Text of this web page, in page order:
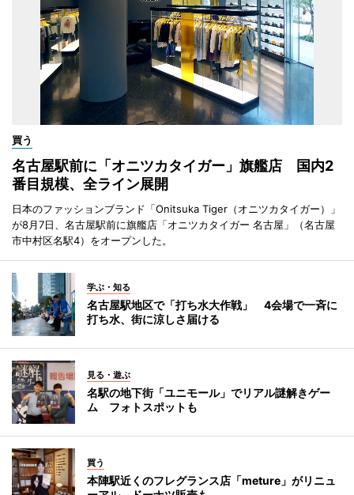
買う
名古屋駅前に「オニツカタイガー」旗艦店 国内2
番目規模、全ライン展開
日本のファッションブランド「Onitsuka Tiger（オニツカタイガー）」
が8月7日、名古屋駅前に旗艦店「オニツカタイガー 名古屋」（名古屋
市中村区名駅4）をオープンした。
学ぶ・知る
名古屋駅地区で「打ち水大作戦」 4会場で一斉に
打ち水、街に涼しさ届ける
見る・遊ぶ
名駅の地下街「ユニモール」でリアル謎解きゲー
ム フォトスポットも
買う
本陣駅近くのフレグランス店「meture」がリニュ